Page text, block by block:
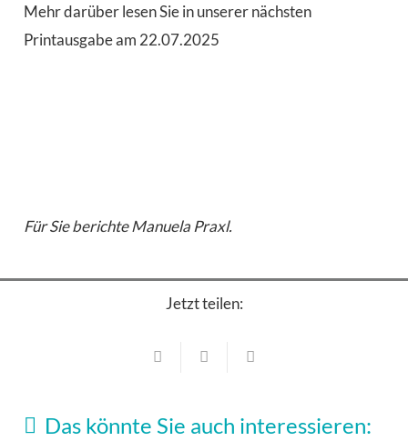
Mehr darüber lesen Sie in unserer nächsten
Printausgabe am 22.07.2025
Für Sie berichte Manuela Praxl.
Jetzt teilen:
Das könnte Sie auch interessieren:
Kleines Theater Haar kann flexibel
22. Juli 2026
Fulminantes Frühjahrskonzert im Bürgersaal
Konzerte